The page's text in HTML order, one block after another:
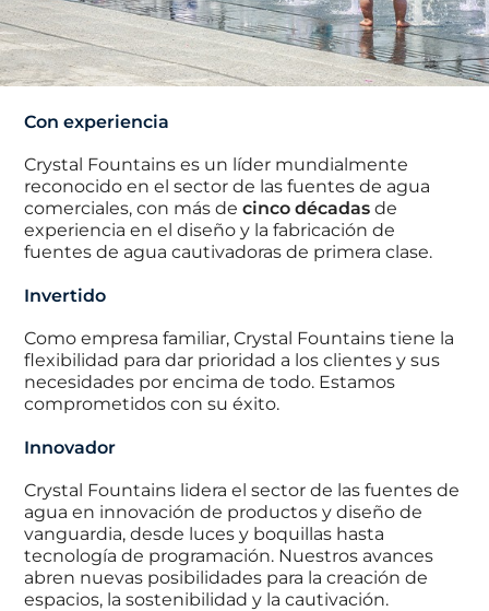
Con experiencia
Crystal Fountains es un líder mundialmente
reconocido en el sector de las fuentes de agua
comerciales, con más decinco décadas de
experiencia en el diseño y la fabricación de
fuentes de agua cautivadoras de primera clase.
Invertido
Como empresa familiar, Crystal Fountains tiene la
flexibilidad para dar prioridad a los clientes y sus
necesidades por encima de todo. Estamos
comprometidos con su éxito.
Innovador
Crystal Fountains lidera el sector de las fuentes de
agua en innovación de productos y diseño de
vanguardia, desde luces y boquillas hasta
tecnología de programación. Nuestros avances
abren nuevas posibilidades para la creación de
espacios, la sostenibilidad y la cautivación.